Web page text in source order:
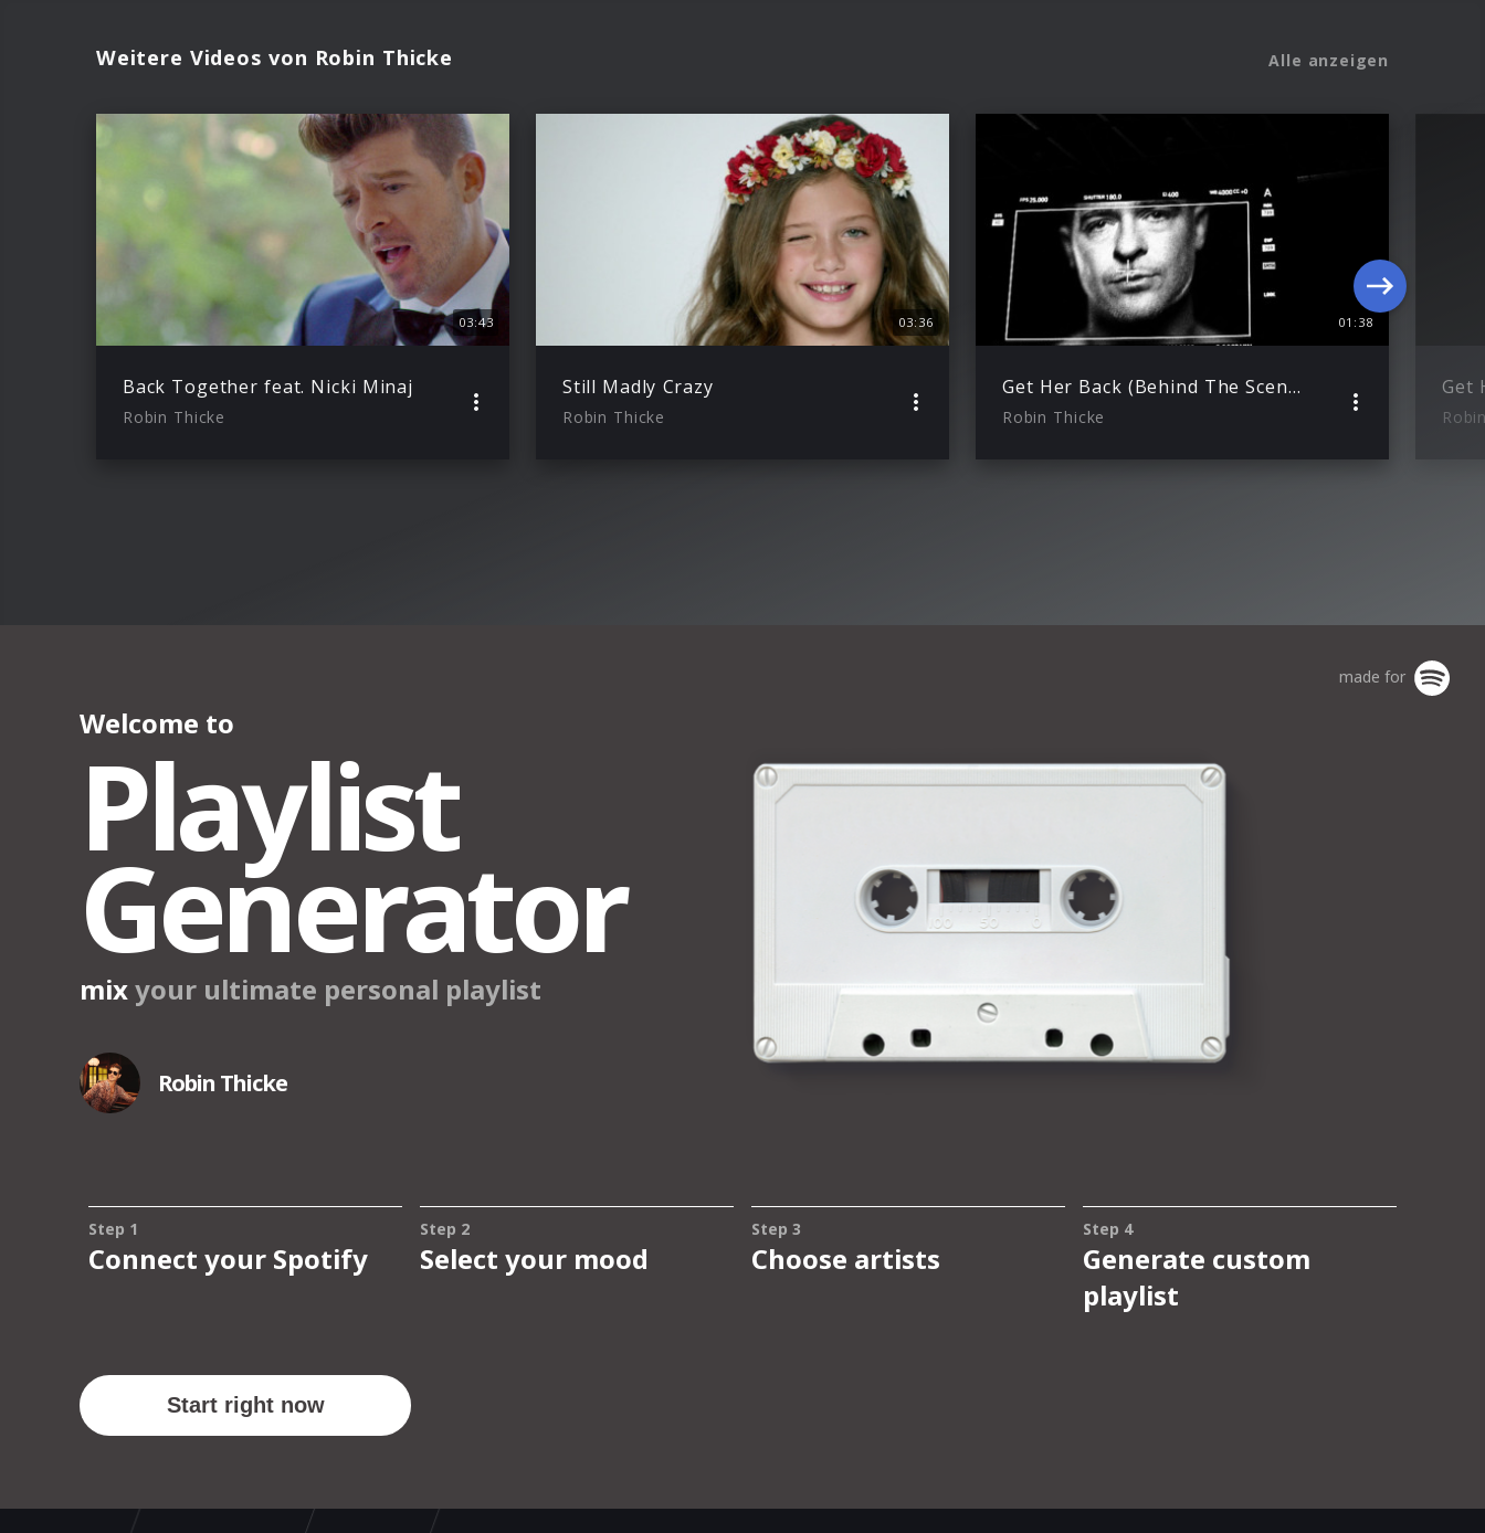
Weitere Videos von Robin Thicke Alle anzeigen
03:43
Back Together feat. Nicki Minaj
Robin Thicke
03:36
Still Madly Crazy
Robin Thicke
01:38
Get Her Back (Behind The Scenes)
Robin Thicke
Get